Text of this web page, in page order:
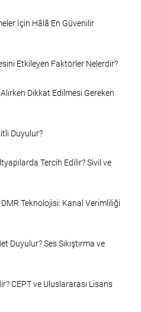
İçin Hâlâ En Güvenilir
Etkileyen Faktörler Nelerdir?
Dikkat Edilmesi Gereken
Duyulur?
Tercih Edilir? Sivil ve
Teknolojisi: Kanal Verimliliği
Duyulur? Ses Sıkıştırma ve
CEPT ve Uluslararası Lisans